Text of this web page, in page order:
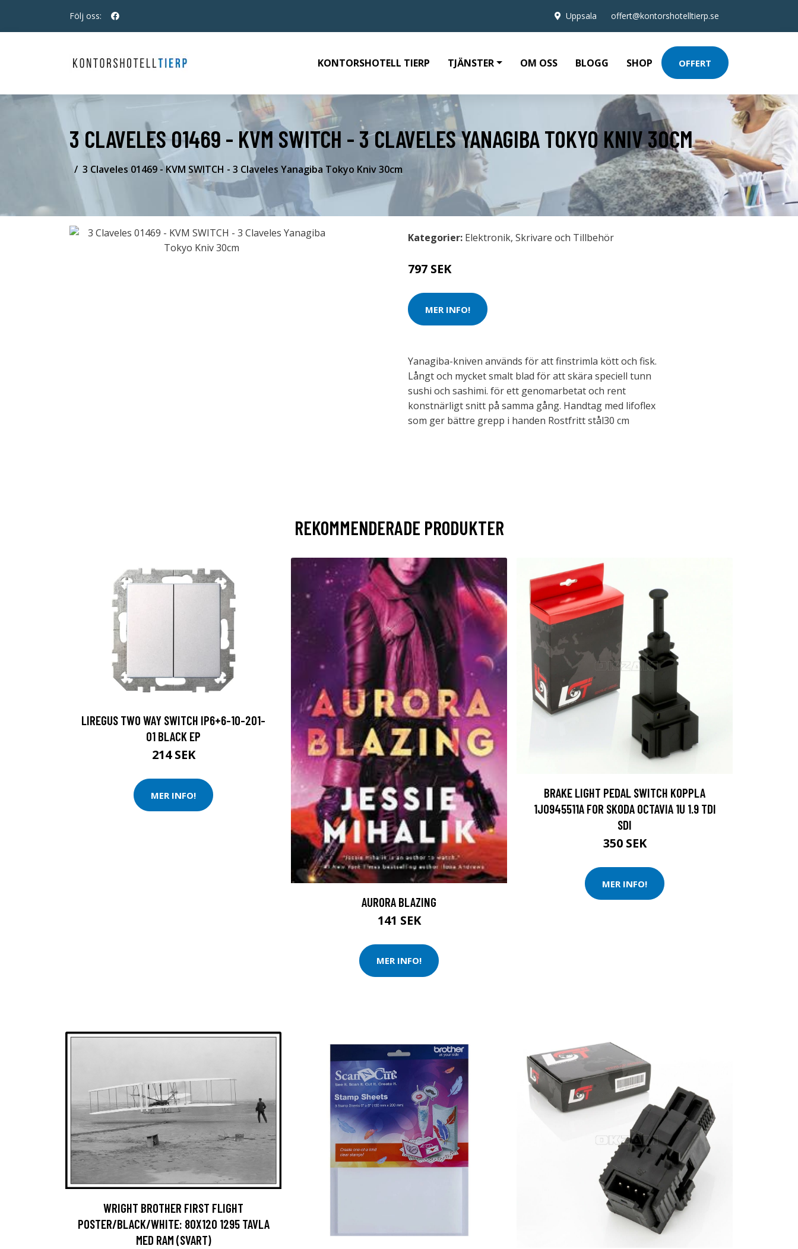
Följ oss: Uppsala offert@kontorshotelltierp.se
KONTORSHOTELL TIERP TJÄNSTER OM OSS BLOGG SHOP OFFERT
3 CLAVELES 01469 - KVM SWITCH - 3 CLAVELES YANAGIBA TOKYO KNIV 30CM
3 Claveles 01469 - KVM SWITCH - 3 Claveles Yanagiba Tokyo Kniv 30cm
Kategorier: Elektronik, Skrivare och Tillbehör
797 SEK
MER INFO!
Yanagiba-kniven används för att finstrimla kött och fisk.
Långt och mycket smalt blad för att skära speciell tunn
sushi och sashimi. för ett genomarbetat och rent
konstnärligt snitt på samma gång. Handtag med lifoflex
som ger bättre grepp i handen Rostfritt stål30 cm
REKOMMENDERADE PRODUKTER
LIREGUS TWO WAY SWITCH IP6+6-10-201-
01 BLACK EP
214 SEK
MER INFO!
AURORA BLAZING
141 SEK
MER INFO!
BRAKE LIGHT PEDAL SWITCH KOPPLA
1J0945511A FOR SKODA OCTAVIA 1U 1.9 TDI
SDI
350 SEK
MER INFO!
WRIGHT BROTHER FIRST FLIGHT
POSTER/BLACK/WHITE: 80X120 1295 TAVLA
MED RAM (SVART)